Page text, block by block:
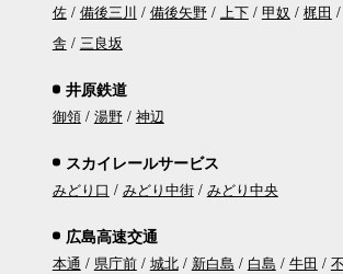
佐
備後三川 備後矢野 上下 甲奴 梶田
舎
三良坂
井原鉄道
御領 湯野 神辺
スカイレールサービス
みどり口 みどり中街 みどり中央
広島高速交通
本通 県庁前 城北 新白島 白島 牛田